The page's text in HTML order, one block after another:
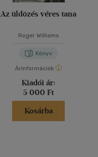
Az üldözés véres tana
Roger Williams
Könyv
Árinformációk
Kiadói ár:
5 000 Ft
Kosárba